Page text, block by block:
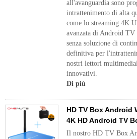
all'avanguardia sono
intrattenimento di alta
come lo streaming 4K
avanzata di Android
senza soluzione di
definitiva per
nostri lettori
innovativi.
Di più
HD TV Box Android
4K HD Android TV
Il nostro HD TV Box